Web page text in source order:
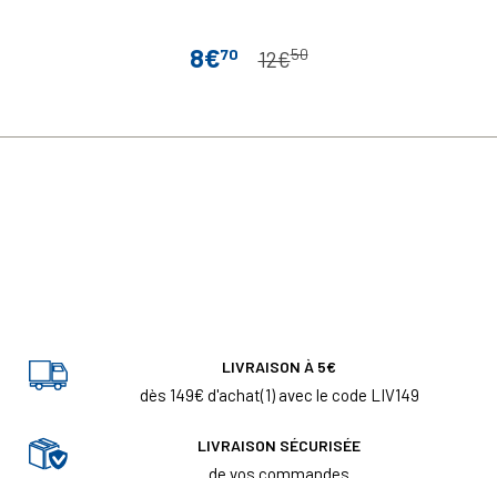
Prix
8€70 Prix de base
12€50
LIVRAISON À 5€
dès 149€ d'achat(1) avec le code LIV149
LIVRAISON SÉCURISÉE